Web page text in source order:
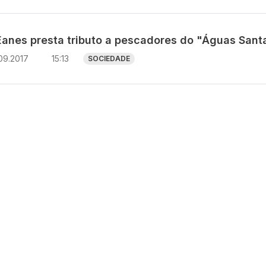
presta tributo a pescadores do "Águas
15:13 SOCIEDADE